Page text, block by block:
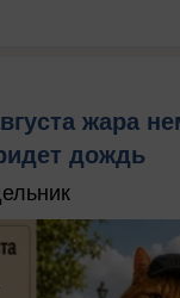
жара
дождь